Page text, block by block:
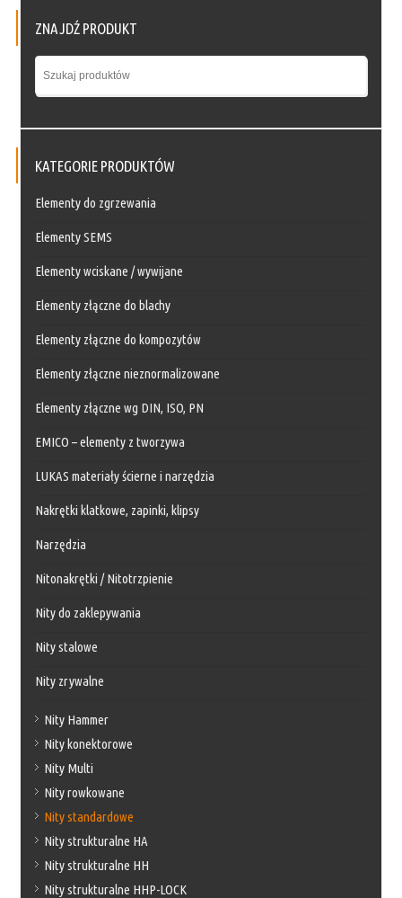
ZNAJDŹ PRODUKT
KATEGORIE PRODUKTÓW
Elementy do zgrzewania
Elementy SEMS
Elementy wciskane / wywijane
Elementy złączne do blachy
Elementy złączne do kompozytów
Elementy złączne nieznormalizowane
Elementy złączne wg DIN, ISO, PN
EMICO – elementy z tworzywa
LUKAS materiały ścierne i narzędzia
Nakrętki klatkowe, zapinki, klipsy
Narzędzia
Nitonakrętki / Nitotrzpienie
Nity do zaklepywania
Nity stalowe
Nity zrywalne
Nity Hammer
Nity konektorowe
Nity Multi
Nity rowkowane
Nity standardowe
Nity strukturalne HA
Nity strukturalne HH
Nity strukturalne HHP-LOCK